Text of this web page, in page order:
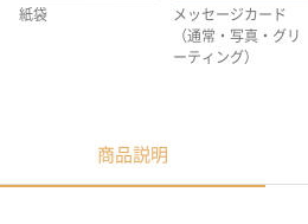
紙袋
メッセージカード
（通常・写真・グリ
ーティング）
商品説明